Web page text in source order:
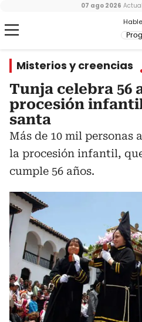
07 ago 2026
Misterios y creencias
Tunja celebra 56
procesión
santa
Más de 10 mil personas
la procesión infantil,
cumple 56 años.